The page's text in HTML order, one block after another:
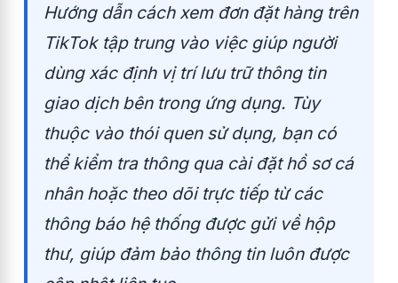
Hướng dẫn cách xem đơn đặt hàng trên
TikTok tập trung vào việc giúp người
dùng xác định vị trí lưu trữ thông tin
giao dịch bên trong ứng dụng. Tùy
thuộc vào thói quen sử dụng, bạn có
thể kiểm tra thông qua cài đặt hồ sơ cá
nhân hoặc theo dõi trực tiếp từ các
thông báo hệ thống được gửi về hộp
thư, giúp đảm bảo thông tin luôn được